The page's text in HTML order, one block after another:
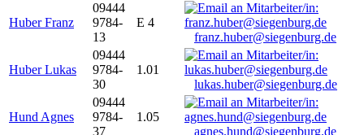
Huber Franz
09444
9784-
13
E 4
franz.huber@siegenburg.de
Huber Lukas
09444
9784-
30
1.01
lukas.huber@siegenburg.de
Hund Agnes
09444
9784-
37
1.05
agnes.hund@siegenburg.de